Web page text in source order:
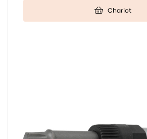
Chariot